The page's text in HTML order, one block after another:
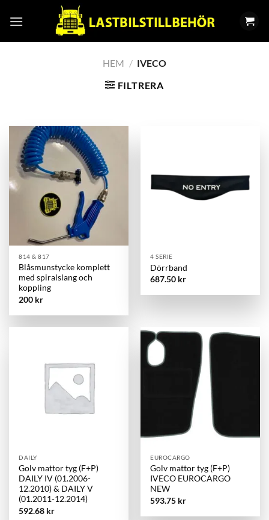
HEM / IVECO
FILTRERA
814 & 817
Blåsmunstycke komplett
med spiralslang och
koppling
200 kr
4 SERIE
Dörrband
687.50 kr
DAILY
Golv mattor tyg (F+P)
DAILY IV (01.2006-
12.2010) & DAILY V
(01.2011-12.2014)
592.68 kr
EUROCARGO
Golv mattor tyg (F+P)
IVECO EUROCARGO
NEW
593.75 kr